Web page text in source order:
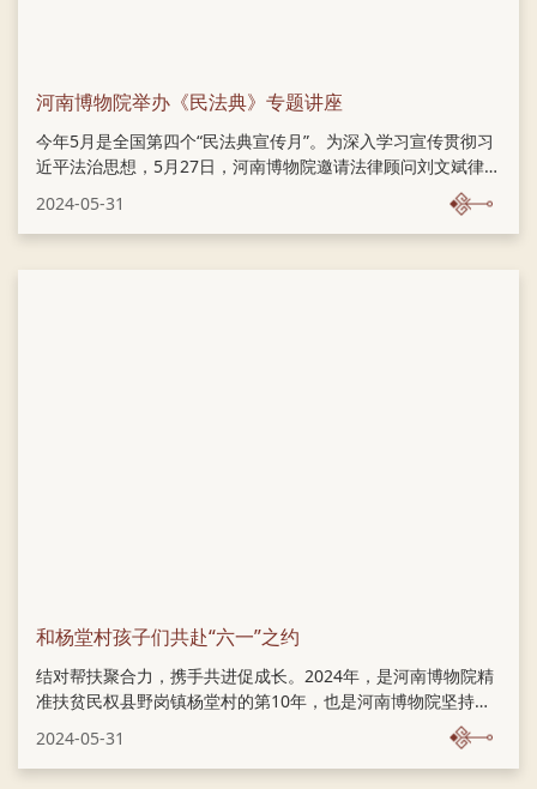
河南博物院举办《民法典》专题讲座
今年5月是全国第四个“民法典宣传月”。为深入学习宣传贯彻习
近平法治思想，5月27日，河南博物院邀请法律顾问刘文斌律师
2024-05-31
和杨堂村孩子们共赴“六一”之约
结对帮扶聚合力，携手共进促成长。2024年，是河南博物院精
准扶贫民权县野岗镇杨堂村的第10年，也是河南博物院坚持教
育扶贫杨堂村小学的第7年。河南博物院充分发挥了国家级博物
馆的优势，不断加大文化扶贫和扶志、扶智的力度，通过博物
馆教育品牌活动进驻常态化等方式，为杨堂村的可持续健康发
2024-05-31